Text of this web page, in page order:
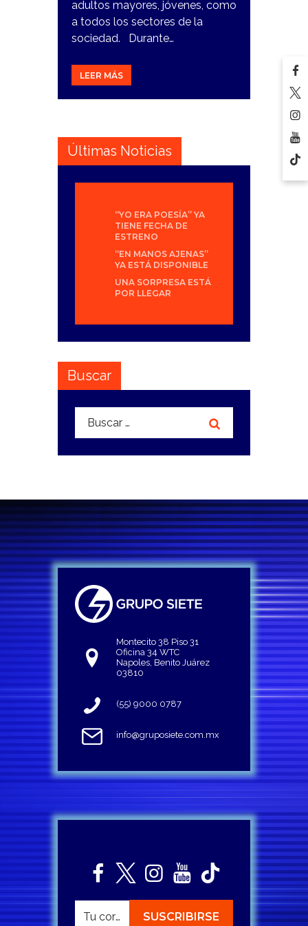
adultos mayores, jóvenes, como
a todos los sectores de la
sociedad. Durante…
LEER MÁS
Últimas Noticias
“YO ERA POESÍA” YA
TIENE FECHA DE
ESTRENO
“EN MANOS AJENAS”
YA ESTÁ DISPONIBLE
UNA SORPRESA ESTÁ
POR LLEGAR
Buscar
Buscar:
Montecito 38 Piso 31
Oficina 34 WTC
Napoles, Benito Juárez
03810
(55) 9000 0787
info@gruposiete.com.mx